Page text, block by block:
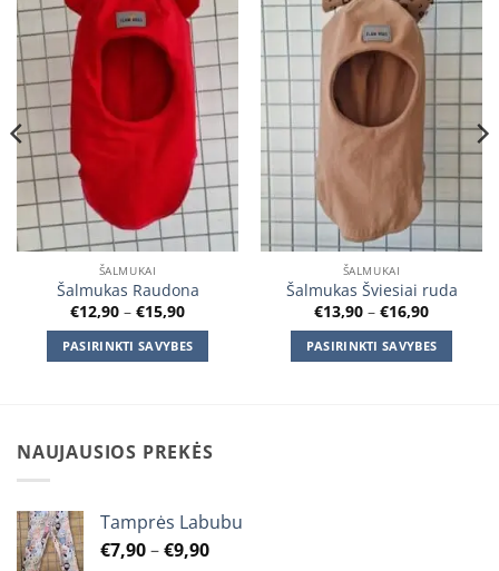
Add to
wishlist
ŠALMUKAI
Šalmukas Raudona
€12,90 – €15,90Price
€12,90
through
€15,90
PASIRINKTI SAVYBES
multiple
variants.
options
may
be
Add to
wishlist
ŠALMUKAI
Šalmukas Šviesiai ruda
€13,90 – €16,90Price
€13,90
through
€16,90
PASIRINKTI SAVYBES
NAUJAUSIOS PREKĖS
Tamprės Labubu
€7,90–€9,90Price